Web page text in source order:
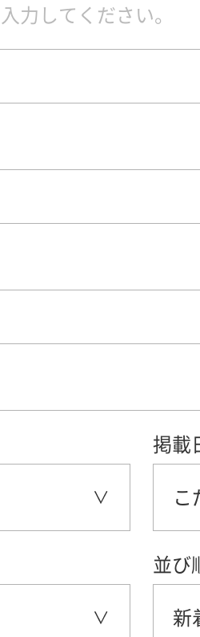
掲載
こ
並び
新